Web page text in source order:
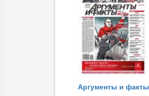
Аргументы и факты